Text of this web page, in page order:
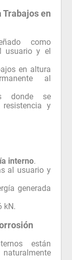
en
como
usuario y el
en altura
al
donde se
resistencia y
interno.
al usuario y
generada
kN.
están